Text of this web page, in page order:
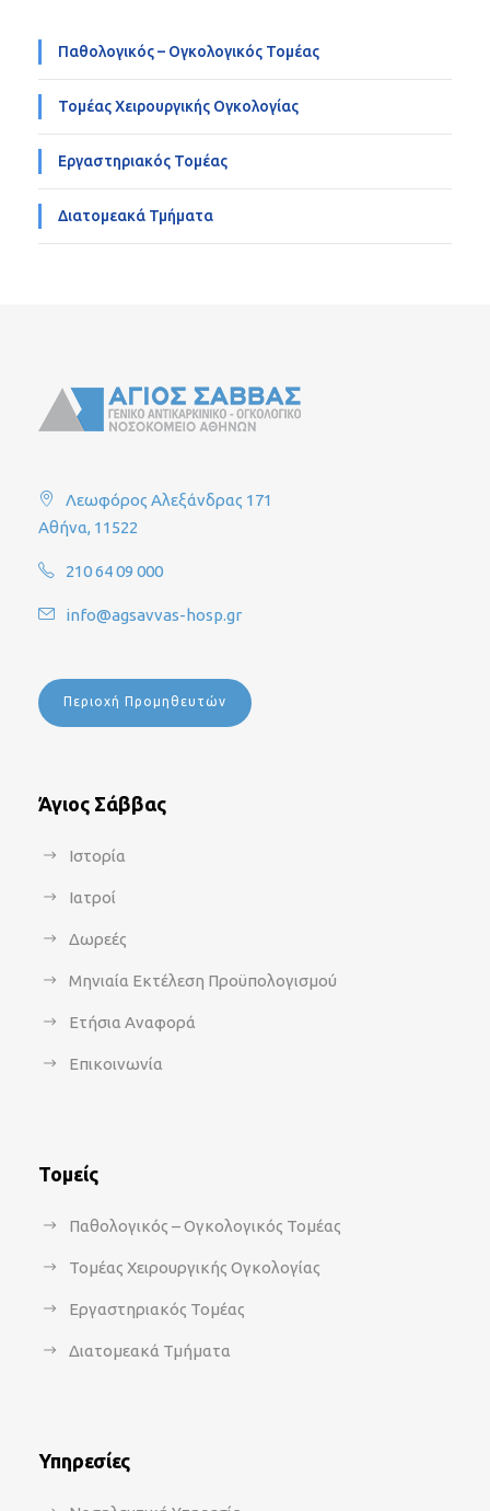
Παθολογικός – Ογκολογικός Τομέας
Τομέας Χειρουργικής Ογκολογίας
Εργαστηριακός Τομέας
Διατομεακά Τμήματα
Λεωφόρος Αλεξάνδρας 171
Αθήνα, 11522
210 64 09 000
info@agsavvas-hosp.gr
Περιοχή Προμηθευτών
Άγιος Σάββας
Ιστορία
Ιατροί
Δωρεές
Μηνιαία Εκτέλεση Προϋπολογισμού
Ετήσια Αναφορά
Επικοινωνία
Τομείς
Παθολογικός – Ογκολογικός Τομέας
Τομέας Χειρουργικής Ογκολογίας
Εργαστηριακός Τομέας
Διατομεακά Τμήματα
Υπηρεσίες